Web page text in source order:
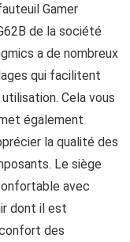
Gamer
de la société
a de nombreux
qui facilitent
Cela vous
également
la qualité des
Le siège
avec
dont il est
des